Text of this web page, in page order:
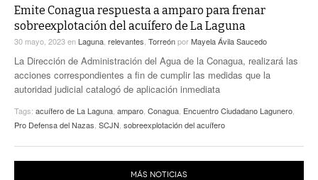
A TODA LEY
ACTUALIDADES GREM
PULSO
Emite Conagua respuesta a amparo para frenar
sobreexplotación del acuífero de La Laguna
30 mayo, 2023en Laguna relevantes TorreónporMayela Ávila Saucedo
La Dirección de Administración del Agua de la Conagua, realizará las
acciones correspondientes a fin de cumplir las medidas que la
autoridad judicial catalogó de aplicación inmediata
Tags: acuífero de La Laguna amparo Conagua Encuentro Ciudadano Lagunero
Pro Defensa del Nazas SCJN sobreexplotación del acuífero
MÁS NOTICIAS